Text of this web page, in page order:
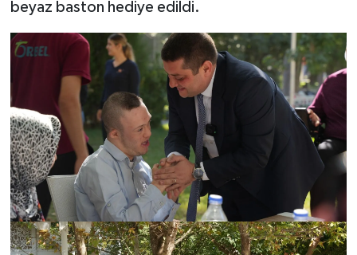
beyaz baston hediye edildi.